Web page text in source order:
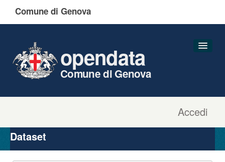
Comune di Genova
Accedi
opendata
Comune di Genova
Organizzazioni
Gruppi
Dataset